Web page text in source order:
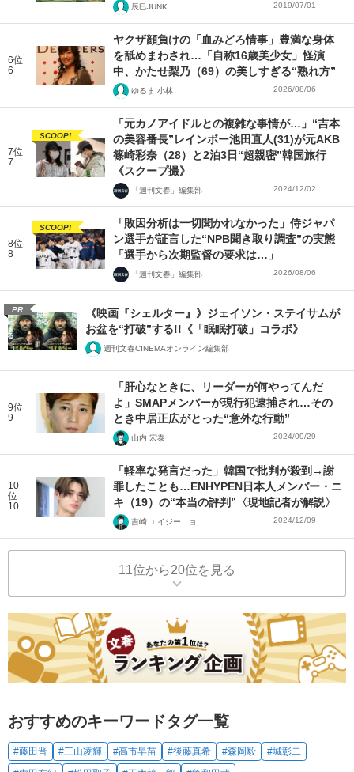
辰巳JUNK 2019/07/01
6位
6
ヤクザ顔負けの「血みどろ情事」豊満な身体
を舐めまわされ…「自称16歳美少女」怪演
中、かたせ梨乃（69）の美しすぎる“熟れ方”
ゆるま 小林 2026/08/06
7位
7
SCOOP!
「元カノアイドルとの複雑な事情が…」“吉本
の美容番長”レインボー池田直人(31)が元AKB
篠崎彩奈（28）と2泊3日“超親密”韓国旅行
《スクープ撮》
「週刊文春」編集部 2024/12/02
8位
8
SCOOP!
「敗因分析は一切聞かれなかった」侍ジャパ
ン選手が証言した“NPB聞き取り調査”の実態
「選手から次期監督の要求は…」
「週刊文春」編集部 2026/08/06
PR
《映画『シェルター』》ジェイソン・ステイサムが
お盆を“打破”する!!《「眠眠打破」コラボ》
週刊文春CINEMAオンライン編集部
9位
9
「肝心なときに、リーダーが何やってんだ
よ」SMAPメンバーが現行犯逮捕され…その
とき中居正広がとった“意外な行動”
山内 宏泰 2024/09/29
10
位
10
「軽率な発言だった」韓国で批判が殺到→謝
罪したことも…ENHYPEN日本人メンバー・ニ
キ（19）の“本当の評判”〈現地記者が解説〉
吉崎 エイジーニョ 2024/12/09
11位から20位を見る
おすすめのキーワードタグ一覧
#藤田晋 #三山凌輝 #高市早苗 #後藤真希 #森岡毅
#城彰二